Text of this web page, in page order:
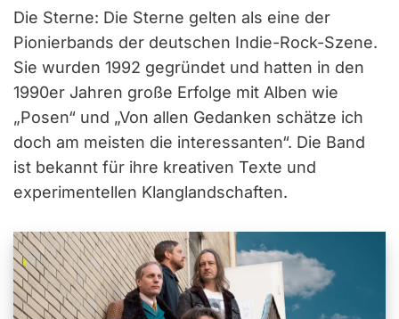
Die Sterne: Die Sterne gelten als eine der
Pionierbands der deutschen Indie-Rock-Szene.
Sie wurden 1992 gegründet und hatten in den
1990er Jahren große Erfolge mit Alben wie
„Posen“ und „Von allen Gedanken schätze ich
doch am meisten die interessanten“. Die Band
ist bekannt für ihre kreativen Texte und
experimentellen Klanglandschaften.